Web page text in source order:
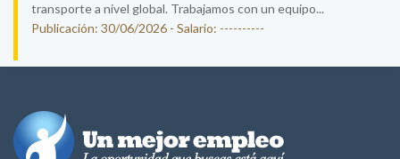
transporte a nivel global. Trabajamos con un equipo...
Publicación: 30/06/2026 - Salario: ----------